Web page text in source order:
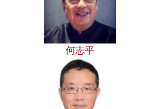
何志平